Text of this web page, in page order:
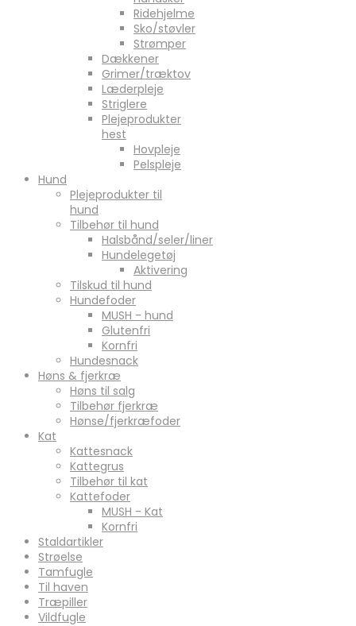
Ridehjelme
Sko/støvler
Strømper
Dækkener
Grimer/træktov
Læderpleje
Striglere
Plejeprodukter
hest
Hovpleje
Pelspleje
Hund
Plejeprodukter til
hund
Tilbehør til hund
Halsbånd/seler/liner
Hundelegetøj
Aktivering
Tilskud til hund
Hundefoder
MUSH - hund
Glutenfri
Kornfri
Hundesnack
Høns & fjerkræ
Høns til salg
Tilbehør fjerkræ
Hønse/fjerkræfoder
Kat
Kattesnack
Kattegrus
Tilbehør til kat
Kattefoder
MUSH - Kat
Kornfri
Staldartikler
Strøelse
Tamfugle
Til haven
Træpiller
Vildfugle